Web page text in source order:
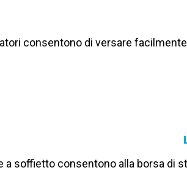
consentono di versare
a soffietto consentono alla borsa di